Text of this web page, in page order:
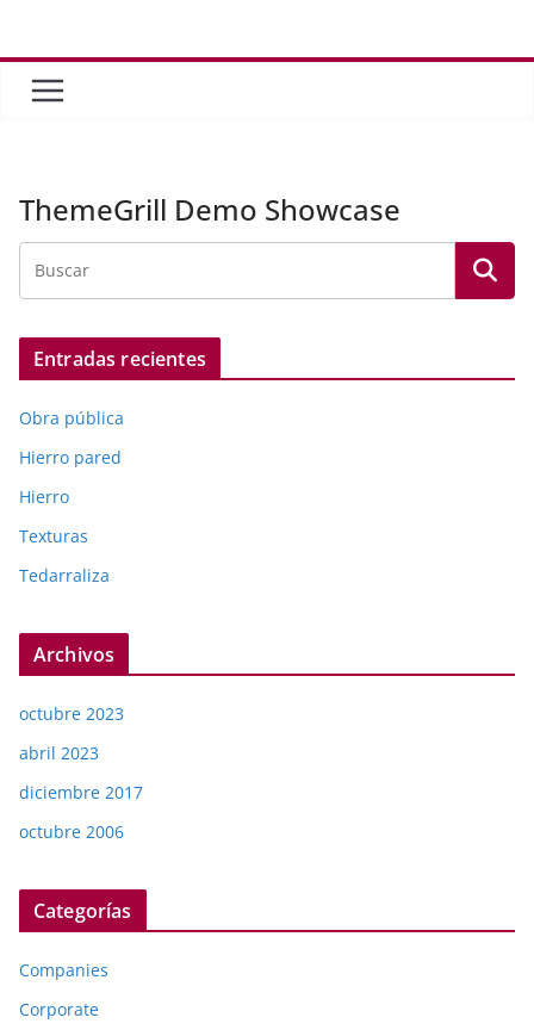
contenido
ThemeGrill Demo Showcase
Entradas recientes
Obra pública
Hierro pared
Hierro
Texturas
Tedarraliza
Archivos
octubre 2023
abril 2023
diciembre 2017
octubre 2006
Categorías
Companies
Corporate